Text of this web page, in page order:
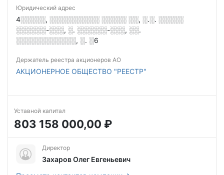
Юридический адрес
4░░░░░, ░░░░░░░░░░ ░░░░░ ░░, ░.░. ░░░░░
░░░░░░-░░░, ░. ░░░░░░-░░░, ░░.
░░░░░░░░░░░░, ░. ░6
Держатель реестра акционеров АО
АКЦИОНЕРНОЕ ОБЩЕСТВО "РЕЕСТР"
Уставной капитал
803 158 000,00 ₽
Директор
Захаров Олег Евгеньевич